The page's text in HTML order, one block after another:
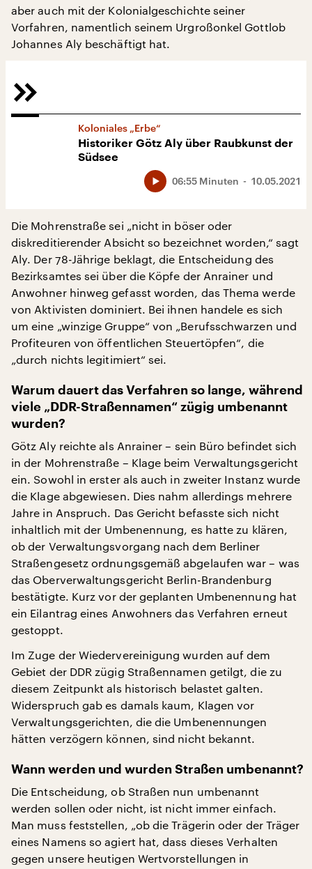
aber auch mit der Kolonialgeschichte seiner
Vorfahren, namentlich seinem Urgroßonkel Gottlob
Johannes Aly beschäftigt hat.
Koloniales „Erbe“
Historiker Götz Aly über Raubkunst der
Südsee
10.05.2021
06:55 Minuten
Die Mohrenstraße sei „nicht in böser oder
diskreditierender Absicht so bezeichnet worden,“ sagt
Aly. Der 78-Jährige beklagt, die Entscheidung des
Bezirksamtes sei über die Köpfe der Anrainer und
Anwohner hinweg gefasst worden, das Thema werde
von Aktivisten dominiert. Bei ihnen handele es sich
um eine „winzige Gruppe“ von „Berufsschwarzen und
Profiteuren von öffentlichen Steuertöpfen“, die
„durch nichts legitimiert“ sei.
Warum dauert das Verfahren so lange, während
viele „DDR-Straßennamen“ zügig umbenannt
wurden?
Götz Aly reichte als Anrainer – sein Büro befindet sich
in der Mohrenstraße – Klage beim Verwaltungsgericht
ein. Sowohl in erster als auch in zweiter Instanz wurde
die Klage abgewiesen. Dies nahm allerdings mehrere
Jahre in Anspruch. Das Gericht befasste sich nicht
inhaltlich mit der Umbenennung, es hatte zu klären,
ob der Verwaltungsvorgang nach dem Berliner
Straßengesetz ordnungsgemäß abgelaufen war – was
das Oberverwaltungsgericht Berlin-Brandenburg
bestätigte. Kurz vor der geplanten Umbenennung hat
ein Eilantrag eines Anwohners das Verfahren erneut
gestoppt.
Im Zuge der Wiedervereinigung wurden auf dem
Gebiet der DDR zügig Straßennamen getilgt, die zu
diesem Zeitpunkt als historisch belastet galten.
Widerspruch gab es damals kaum, Klagen vor
Verwaltungsgerichten, die die Umbenennungen
hätten verzögern können, sind nicht bekannt.
Wann werden und wurden Straßen umbenannt?
Die Entscheidung, ob Straßen nun umbenannt
werden sollen oder nicht, ist nicht immer einfach.
Man muss feststellen, „ob die Trägerin oder der Träger
eines Namens so agiert hat, dass dieses Verhalten
gegen unsere heutigen Wertvorstellungen in